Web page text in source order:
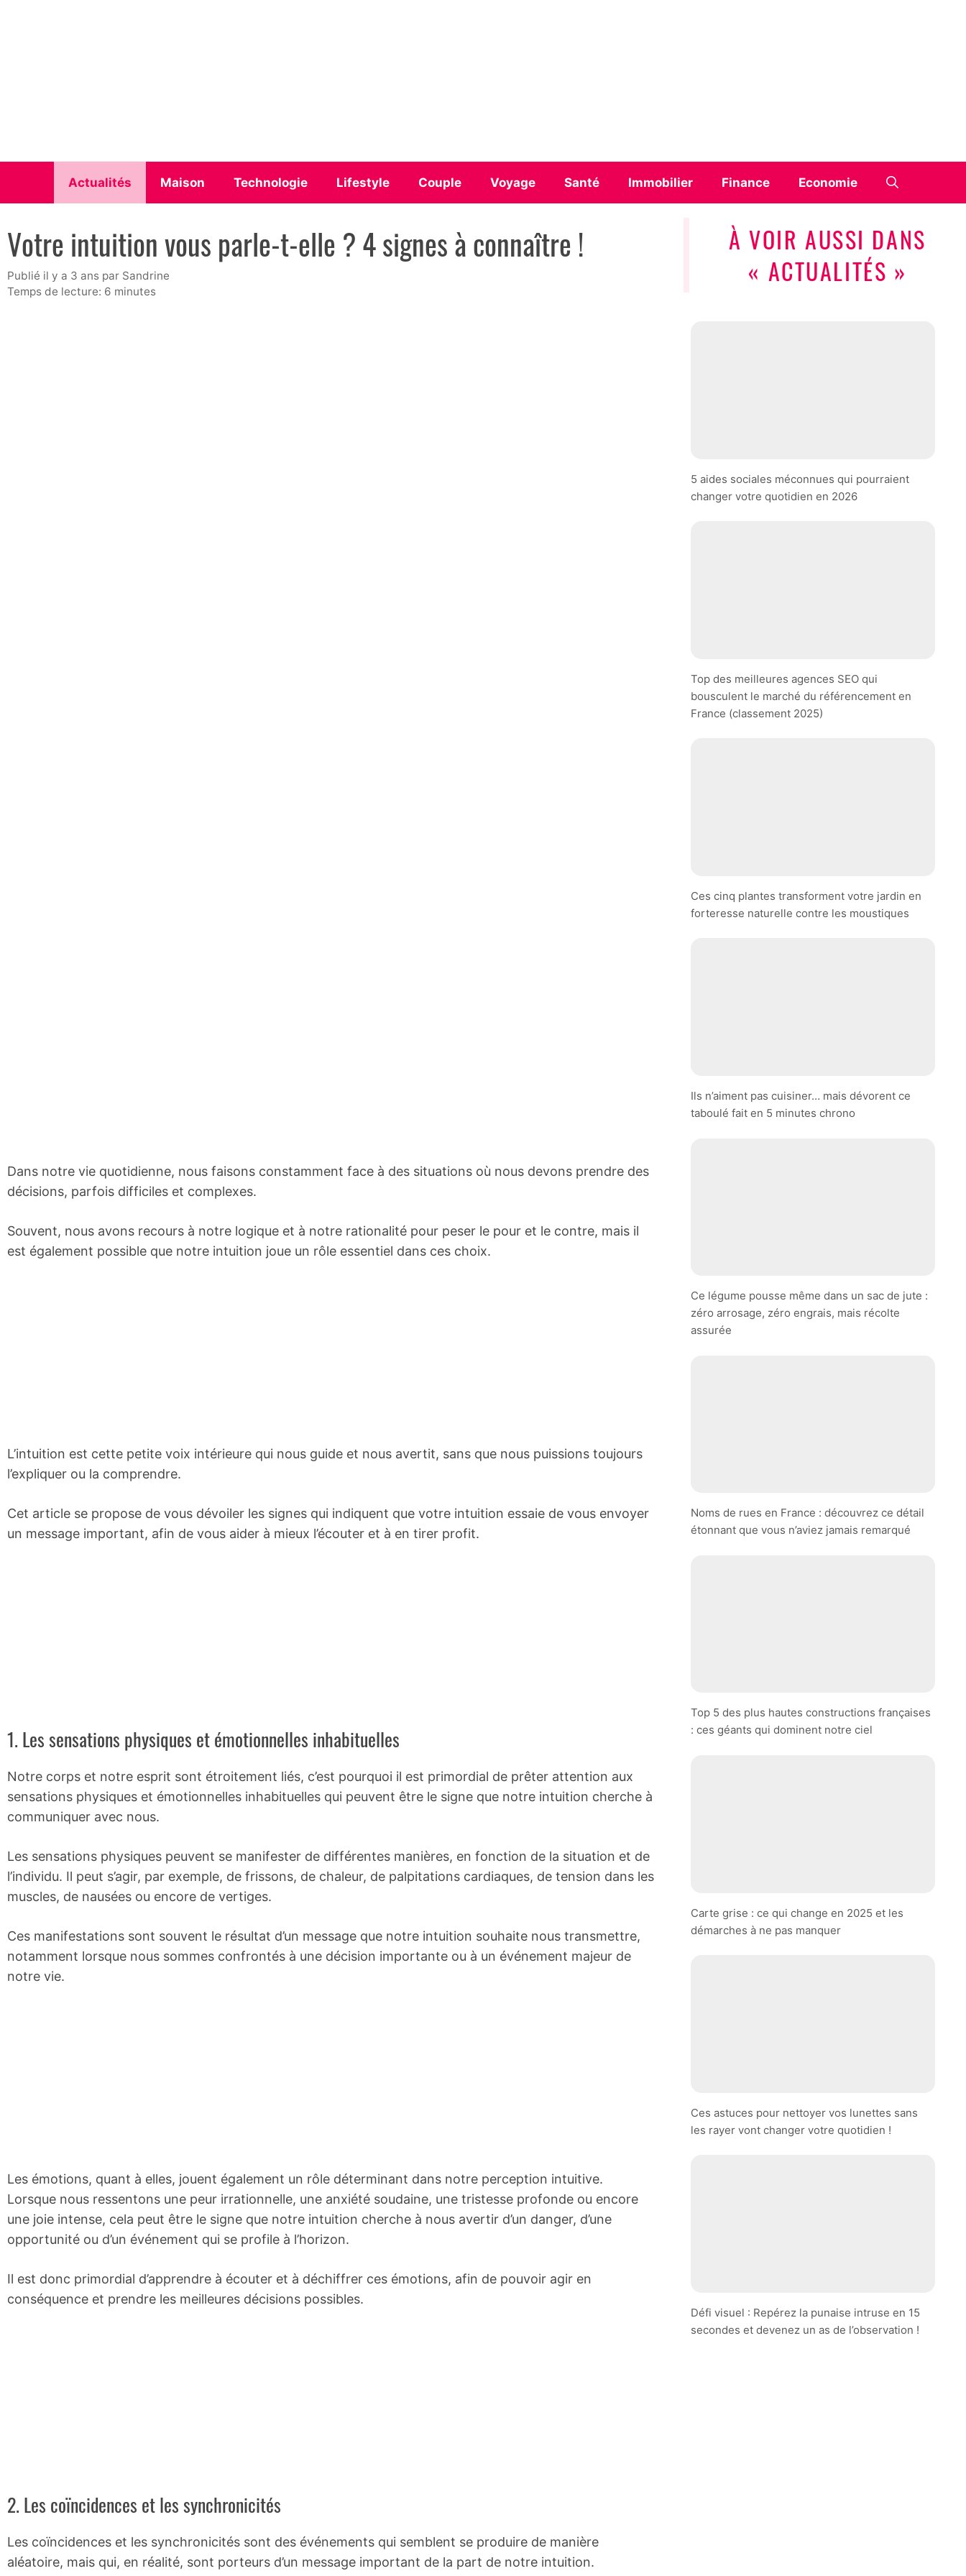
Actualités Maison Technologie Lifestyle Couple Voyage Santé Immobilier Finance Economie
Votre intuition vous parle-t-elle ? 4 signes à connaître !
publié il y a 3 ans par Sandrine
Temps de lecture: 6 minutes
Dans notre vie quotidienne, nous faisons constamment face à des situations où nous devons prendre des
décisions, parfois difficiles et complexes.
Souvent, nous avons recours à notre logique et à notre rationalité pour peser le pour et le contre, mais il
est également possible que notre intuition joue un rôle essentiel dans ces choix.
L’intuition est cette petite voix intérieure qui nous guide et nous avertit, sans que nous puissions toujours
l’expliquer ou la comprendre.
Cet article se propose de vous dévoiler les signes qui indiquent que votre intuition essaie de vous envoyer
un message important, afin de vous aider à mieux l’écouter et à en tirer profit.
1. Les sensations physiques et émotionnelles inhabituelles
Notre corps et notre esprit sont étroitement liés, c’est pourquoi il est primordial de prêter attention aux
sensations physiques et émotionnelles inhabituelles qui peuvent être le signe que notre intuition cherche à
communiquer avec nous.
Les sensations physiques peuvent se manifester de différentes manières, en fonction de la situation et de
l’individu. Il peut s’agir, par exemple, de frissons, de chaleur, de palpitations cardiaques, de tension dans les
muscles, de nausées ou encore de vertiges.
Ces manifestations sont souvent le résultat d’un message que notre intuition souhaite nous transmettre,
notamment lorsque nous sommes confrontés à une décision importante ou à un événement majeur de
notre vie.
Les émotions, quant à elles, jouent également un rôle déterminant dans notre perception intuitive.
Lorsque nous ressentons une peur irrationnelle, une anxiété soudaine, une tristesse profonde ou encore
une joie intense, cela peut être le signe que notre intuition cherche à nous avertir d’un danger, d’une
opportunité ou d’un événement qui se profile à l’horizon.
Il est donc primordial d’apprendre à écouter et à déchiffrer ces émotions, afin de pouvoir agir en
conséquence et prendre les meilleures décisions possibles.
2. Les coïncidences et les synchronicités
Les coïncidences et les synchronicités sont des événements qui semblent se produire de manière
aléatoire, mais qui, en réalité, sont porteurs d’un message important de la part de notre intuition.
À VOIR AUSSI DANS
« ACTUALITÉS »
5 aides sociales méconnues qui pourraient
changer votre quotidien en 2026
Top des meilleures agences SEO qui
bousculent le marché du référencement en
France (classement 2025)
Ces cinq plantes transforment votre jardin en
forteresse naturelle contre les moustiques
Ils n’aiment pas cuisiner… mais dévorent ce
taboulé fait en 5 minutes chrono
Ce légume pousse même dans un sac de jute :
zéro arrosage, zéro engrais, mais récolte
assurée
Noms de rues en France : découvrez ce détail
étonnant que vous n’aviez jamais remarqué
Top 5 des plus hautes constructions françaises
: ces géants qui dominent notre ciel
Carte grise : ce qui change en 2025 et les
démarches à ne pas manquer
Ces astuces pour nettoyer vos lunettes sans
les rayer vont changer votre quotidien !
Défi visuel : Repérez la punaise intruse en 15
secondes et devenez un as de l’observation !